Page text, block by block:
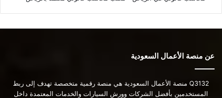
عن منصة الأعمال السعودية
Q3132 منصة الأعمال السعودية هي منصة رقمية متخصصة تهدف إلى ربط
المستخدمين بأفضل الشركات وورش السيارات والخدمات المعتمدة داخل